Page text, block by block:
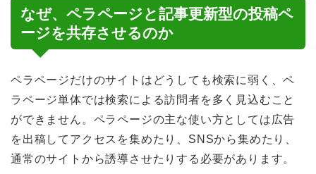
なぜ、ペラページと記事更新型の投稿ペ
ージを共存させるのか
ペラページだけのサイトはどうしても検索に弱く、ペ
ラページ単体では検索による訪問者を多く見込むこと
ができません。ペラページの主な使い方としては広告
を出稿してアクセスを集めたり、SNSから集めたり、
通常のサイトから誘導させたりする必要があります。